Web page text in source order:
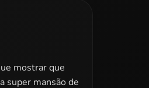
mostrar que
super mansão de